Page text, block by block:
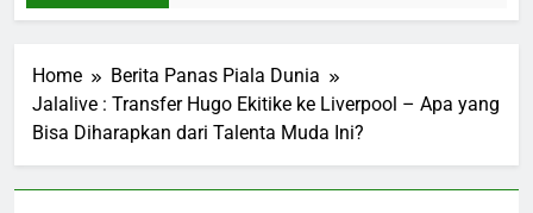
Home
Berita Panas Piala Dunia
Jalalive : Transfer Hugo Ekitike ke Liverpool – Apa yang
Bisa Diharapkan dari Talenta Muda Ini?